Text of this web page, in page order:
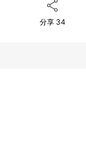
分享 34